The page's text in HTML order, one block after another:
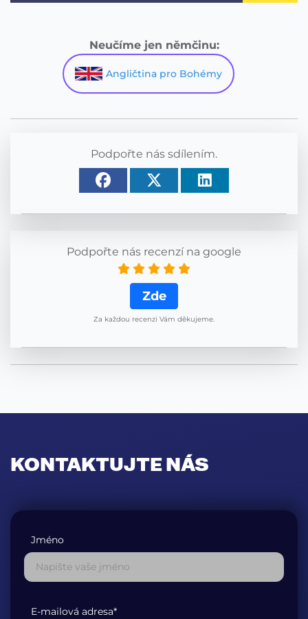
Neučíme jen němčinu:
Angličtina pro Bohémy
Podpořte nás sdílením.
Podpořte nás recenzí na google
Zde
Za každou recenzi Vám děkujeme.
KONTAKTUJTE NÁS
Jméno
E-mailová adresa*